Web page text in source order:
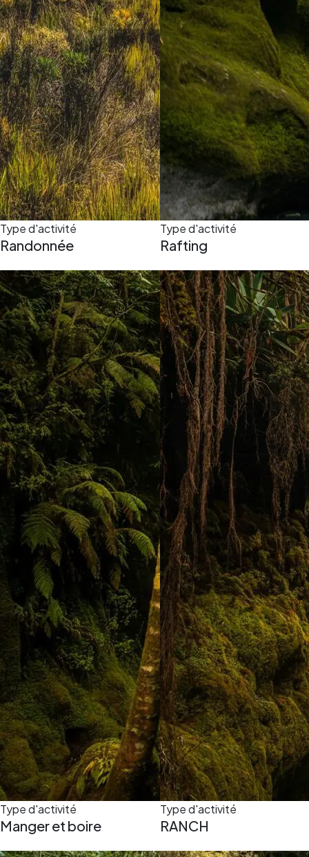
Type d'activité
Randonnée
Type d'activité
Rafting
Type d'activité
Manger et boire
Type d'activité
RANCH